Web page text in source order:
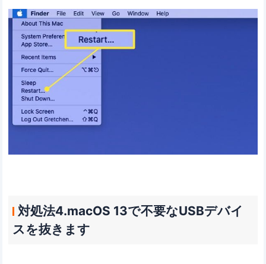
対処法4.macOS 13で不要なUSBデバイ
スを抜きます